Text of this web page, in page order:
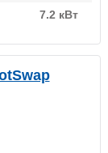
7.2 кВт